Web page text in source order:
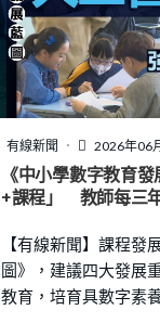
外多處重創慘死 的
有線新聞 2026年06
《中小學數字教育
+課程」 教師每三
【有線新聞】課程發
圖》，建議四大發展
教育，培育具數字素